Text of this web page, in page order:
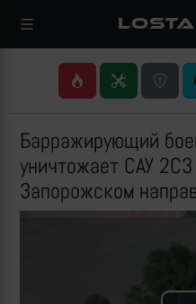
Барражирующий
уничтожает САУ
Запорожском